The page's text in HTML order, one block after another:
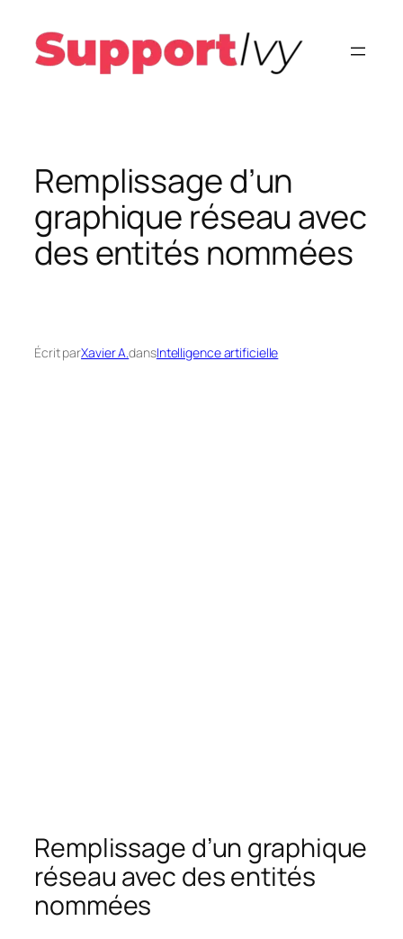
contenu
Remplissage d’un
graphique réseau avec
des entités nommées
Écrit parXavier A.dansIntelligence artificielle
Remplissage d’un graphique
réseau avec des entités
nommées